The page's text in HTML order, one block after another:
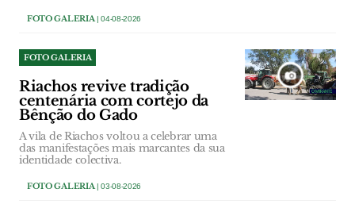
FOTO GALERIA | 04-08-2026
FOTO GALERIA
Riachos revive tradição
centenária com cortejo da
Bênção do Gado
A vila de Riachos voltou a celebrar uma
das manifestações mais marcantes da sua
identidade colectiva.
FOTO GALERIA | 03-08-2026